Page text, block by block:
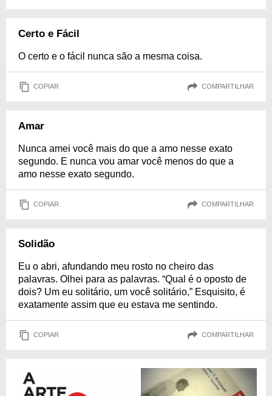
Certo e Fácil
O certo e o fácil nunca são a mesma coisa.
COPIAR COMPARTILHAR
Amar
Nunca amei você mais do que a amo nesse exato
segundo. E nunca vou amar você menos do que a
amo nesse exato segundo.
COPIAR COMPARTILHAR
Solidão
Eu o abri, afundando meu rosto no cheiro das
palavras. Olhei para as palavras. “Qual é o oposto de
dois? Um eu solitário, um você solitário,” Esquisito, é
exatamente assim que eu estava me sentindo.
COPIAR COMPARTILHAR